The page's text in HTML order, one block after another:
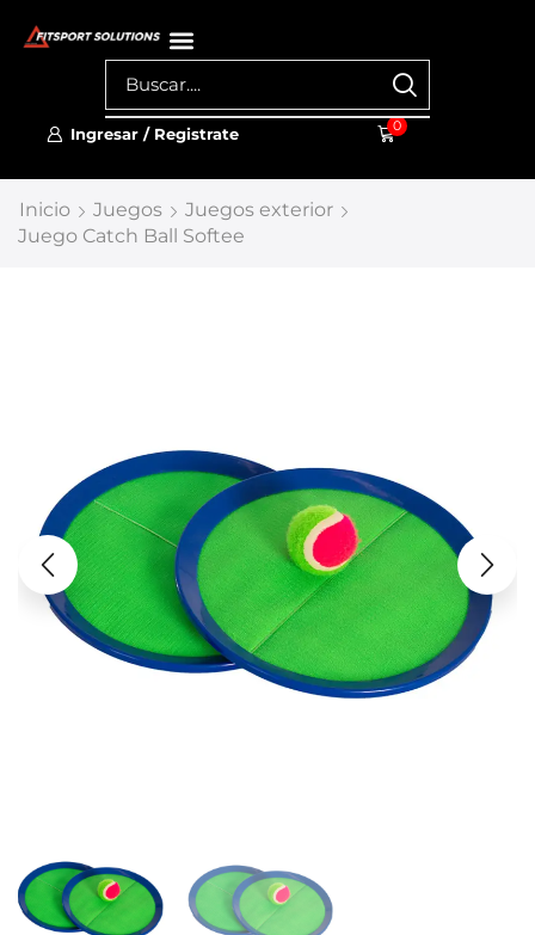
Ingresar / Registrate 0
Inicio Juegos
Juegos exterior
Juego Catch Ball Softee